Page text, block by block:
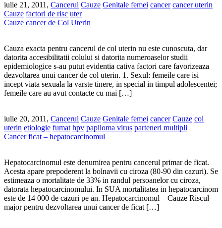
iulie 21, 2011, Cancerul Cauze Genitale femei cancer cancer uterin
Cauze factori de risc uter
Cauze cancer de Col Uterin
Cauza exacta pentru cancerul de col uterin nu este cunoscuta, dar
datorita accesibilitatii colului si datorita numeroaselor studii
epidemiologice s-au putut evidentia cativa factori care favorizeaza
dezvoltarea unui cancer de col uterin. 1. Sexul: femeile care isi
incept viata sexuala la varste tinere, in special in timpul adolescentei;
femeile care au avut contacte cu mai […]
iulie 20, 2011, Cancerul Cauze Genitale femei cancer Cauze col
uterin etiologie fumat hpv papiloma virus parteneri multipli
Cancer ficat – hepatocarcinomul
Hepatocarcinomul este denumirea pentru cancerul primar de ficat.
Acesta apare prepoderent la bolnavii cu ciroza (80-90 din cazuri). Se
estimeaza o mortalitate de 33% in randul persoanelor cu ciroza,
datorata hepatocarcinomului. In SUA mortalitatea in hepatocarcinom
este de 14 000 de cazuri pe an. Hepatocarcinomul – Cauze Riscul
major pentru dezvoltarea unui cancer de ficat […]